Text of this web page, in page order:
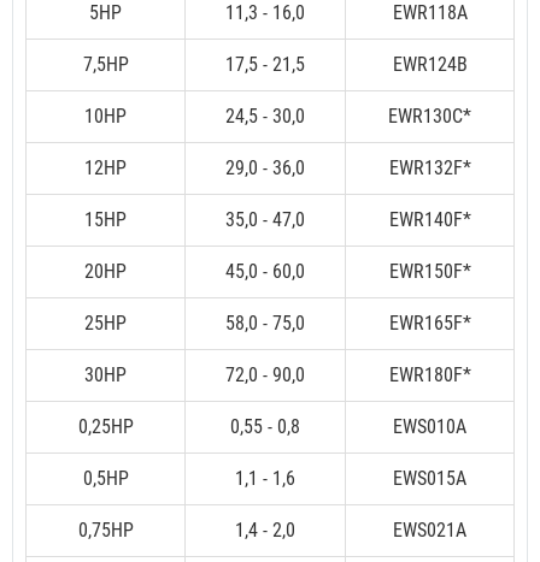
5HP 11,3 - 16,0 EWR118A
7,5HP 17,5 - 21,5 EWR124B
10HP 24,5 - 30,0 EWR130C*
12HP 29,0 - 36,0 EWR132F*
15HP 35,0 - 47,0 EWR140F*
20HP 45,0 - 60,0 EWR150F*
25HP 58,0 - 75,0 EWR165F*
30HP 72,0 - 90,0 EWR180F*
0,25HP 0,55 - 0,8 EWS010A
0,5HP 1,1 - 1,6 EWS015A
0,75HP 1,4 - 2,0 EWS021A